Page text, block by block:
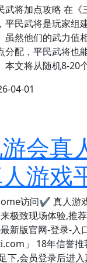
武将加点攻略 在《
平民武将是玩家组
虽然他们的武力值
分配，平民武将也
本文将从随机8-20
04-01
会真
游戏
访问✔ 真人游
极致现场体验,推
新版官网-登录-入
」 18年信誉推
下,会员登录后进